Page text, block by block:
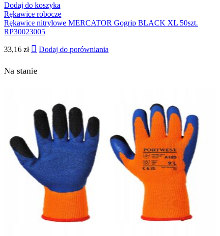
Dodaj do koszyka
Rękawice robocze
Rękawice nitrylowe MERCATOR Gogrip BLACK XL 50szt.
RP30023005
33,16 zł Dodaj do porówniania
Na stanie